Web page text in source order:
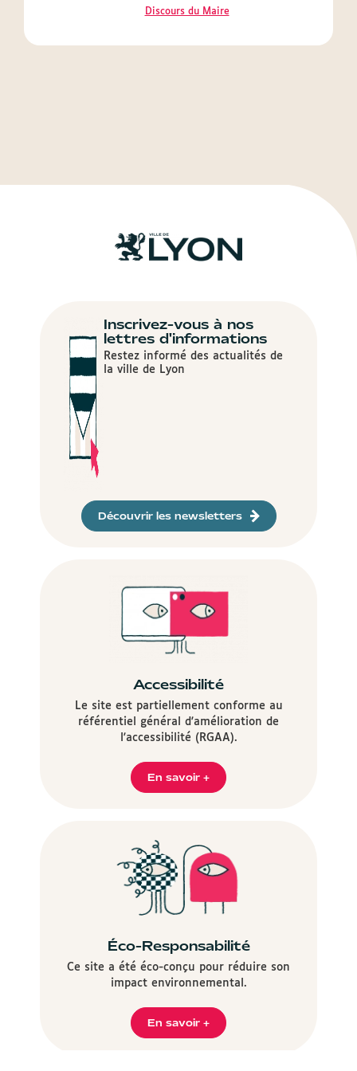
Discours du Maire
Inscrivez-vous à nos
lettres d'informations
Restez informé des actualités de
la ville de Lyon
Découvrir les newsletters
Accessibilité
Le site est partiellement conforme au
référentiel général d'amélioration de
l'accessibilité (RGAA).
En savoir +
Éco-Responsabilité
Ce site a été éco-conçu pour réduire son
impact environnemental.
En savoir +